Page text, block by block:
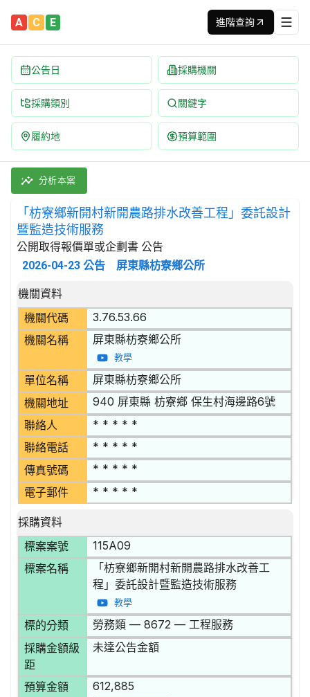
A C E 進階查詢
公告日 採購機關
採購類別 關鍵字
履約地 預算範圍
「枋寮鄉新開村新開農路排水改善工程」委託設計暨監造技
採購類別：勞務類 工程服務 | 招標方式：公開取得報價單
分析本案
「枋寮鄉新開村新開農路排水改善工程」委託設計
暨監造技術服務
公開取得報價單或企劃書 公告
2026-04-23 公告 屏東縣枋寮鄉公所
招標公告詳細內容
機關資料
機關代碼
3.76.53.66
機關名稱 屏東縣枋寮鄉公所
教學
單位名稱 屏東縣枋寮鄉公所
機關地址 940 屏東縣 枋寮鄉 保生村海邊路6號
聯絡人 * * * * *
聯絡電話 * * * * *
傳真號碼 * * * * *
電子郵件 * * * * *
採購資料
標案案號
115A09
標案名稱
「枋寮鄉新開村新開農路排水改善工
程」委託設計暨監造技術服務
教學
標的分類 勞務類 — 8672 — 工程服務
採購金額級
距
未達公告金額
預算金額 612,885